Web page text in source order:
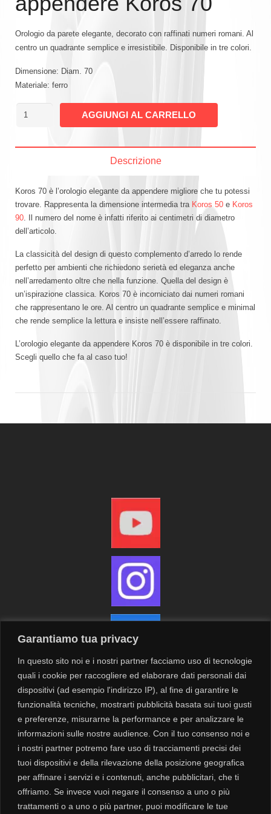
Garantiamo tua privacy
In questo sito noi e i nostri partner facciamo uso di tecnologie
quali i cookie per raccogliere ed elaborare dati personali dai
dispositivi (ad esempio l'indirizzo IP), al fine di garantire le
funzionalità tecniche, mostrarti pubblicità basata sui tuoi gusti
e preferenze, misurarne la performance e per analizzare le
informazioni sulle nostre audience. Con il tuo consenso noi e
i nostri partner potremo fare uso di tracciamenti precisi dei
tuoi dispositivi e della rilevazione della posizione geografica
per affinare i servizi e i contenuti, anche pubblicitari, che ti
offriamo. Se invece vuoi negare il consenso a uno o più
trattamenti o a uno o più partner, puoi modificare le tue
Orologio da parete elegante, decorato con raffinati numeri romani. Al
centro un quadrante semplice e irresistibile. Disponibile in tre colori.
Dimensione: Diam. 70
Materiale: ferro
AGGIUNGI AL CARRELLO
Descrizione
Koros 70 è l’orologio elegante da appendere migliore che tu potessi
trovare. Rappresenta la dimensione intermedia tra Koros 50 e Koros
90 . Il numero del nome è infatti riferito ai centimetri di diametro
dell’articolo.
La classicità del design di questo complemento d’arredo lo rende
perfetto per ambienti che richiedono serietà ed eleganza anche
nell’arredamento oltre che nella funzione. Quella del design è
un’ispirazione classica. Koros 70 è incorniciato dai numeri romani
che rappresentano le ore. Al centro un quadrante semplice e minimal
che rende semplice la lettura e insiste nell’essere raffinato.
L’orologio elegante da appendere Koros 70 è disponibile in tre colori.
Scegli quello che fa al caso tuo!
Contatti
Newsletter
Modalità di spedizione